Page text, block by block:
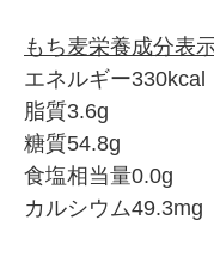
もち麦栄養成分表
エネルギー
脂質3.6g 炭
糖質54.8g 食
食塩相当量0.0g
カルシウム49.3mg